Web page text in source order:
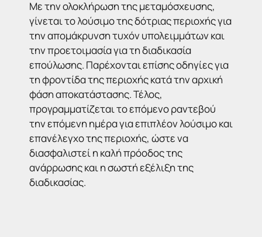
Με την ολοκλήρωση της μεταμόσχευσης,
γίνεται το λούσιμο της δότριας περιοχής για
την απομάκρυνση τυχόν υπολειμμάτων και
την προετοιμασία για τη διαδικασία
επούλωσης. Παρέχονται επίσης οδηγίες για
τη φροντίδα της περιοχής κατά την αρχική
φάση αποκατάστασης. Τέλος,
προγραμματίζεται το επόμενο ραντεβού
την επόμενη ημέρα για επιπλέον λούσιμο και
επανέλεγχο της περιοχής, ώστε να
διασφαλιστεί η καλή πρόοδος της
ανάρρωσης και η σωστή εξέλιξη της
διαδικασίας.